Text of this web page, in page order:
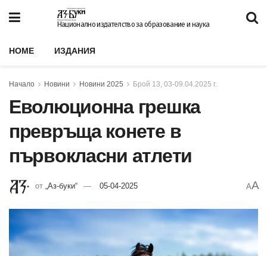
Национално издателство за образование и наука
HOME ИЗДАНИЯ
Начало Новини Новини 2025 Брой 13, 03-09.04.2025 г.
Еволюционна грешка
превръща конете в
първокласни атлети
от „Аз-буки“ 05-04-2025 AA